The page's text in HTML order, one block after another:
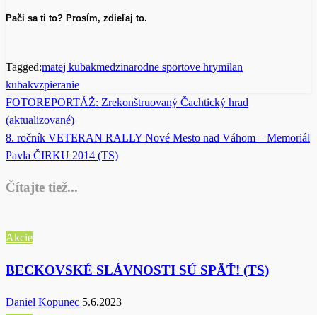
Pači sa ti to? Prosím, zdieľaj to.
Tagged:matej kubakmedzinarodne sportove hrymilan
kubakvzpieranie
Post
navigation
Previous
Post
FOTOREPORTÁŽ: Zrekonštruovaný Čachtický hrad
(aktualizované)
Next
Post
8. ročník VETERAN RALLY Nové Mesto nad Váhom – Memoriál
Pavla ČIRKU 2014 (TS)
Čítajte tiež...
Akcie
BECKOVSKÉ SLÁVNOSTI SÚ SPÄŤ! (TS)
Daniel Kopunec 5.6.2023